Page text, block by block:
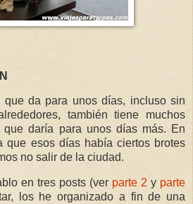
da para unos días, incluso sin
también tiene muchos
que daría para unos días más. En
que esos días había ciertos brotes
no salir de la ciudad.
en tres posts (ver parte 2 y parte
los he organizado a fin de una